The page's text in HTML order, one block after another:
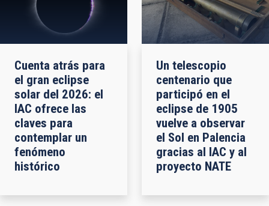
Cuenta atrás para
el gran eclipse
solar del 2026: el
IAC ofrece las
claves para
contemplar un
fenómeno
histórico
Un telescopio
centenario que
participó en el
eclipse de 1905
vuelve a observar
el Sol en Palencia
gracias al IAC y al
proyecto NATE